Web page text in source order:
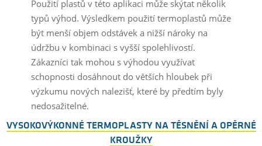
Použití plastů v této aplikaci může skýtat několik
typů výhod. Výsledkem použití termoplastů může
být menší objem odstávek a nižší nároky na
údržbu v kombinaci s vyšší spolehlivostí.
Zákazníci tak mohou s výhodou využívat
schopnosti dosáhnout do větších hloubek při
výzkumu nových nalezišť, které by předtím byly
nedosažitelné.
VYSOKOVÝKONNÉ TERMOPLASTY NA TĚSNĚNÍ A OPĚRNÉ
KROUŽKY